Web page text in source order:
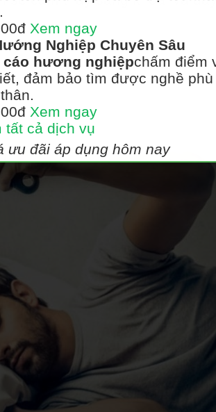
Xem ngay
Nghiệp Chuyên Sâu
cáo hương nghiệpchấm điểm
đảm bảo tìm được nghề
Xem ngay
tất cả dịch vụ
ưu đãi áp dụng hôm nay